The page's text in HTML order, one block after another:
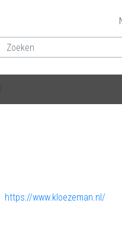
https://www.kloezeman.nl/